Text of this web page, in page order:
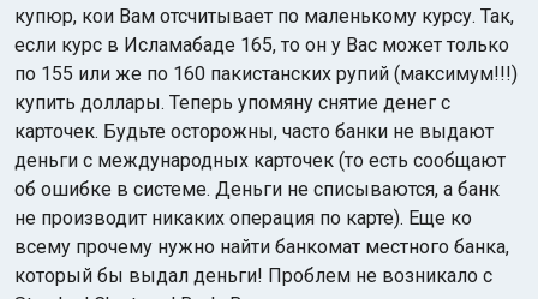
купюр, кои Вам отсчитывает по маленькому курсу. Так,
если курс в Исламабаде 165, то он у Вас может только
по 155 или же по 160 пакистанских рупий (максимум!!!)
купить доллары. Теперь упомяну снятие денег с
карточек. Будьте осторожны, часто банки не выдают
деньги с международных карточек (то есть сообщают
об ошибке в системе. Деньги не списываются, а банк
не производит никаких операция по карте). Еще ко
всему прочему нужно найти банкомат местного банка,
который бы выдал деньги! Проблем не возникало с